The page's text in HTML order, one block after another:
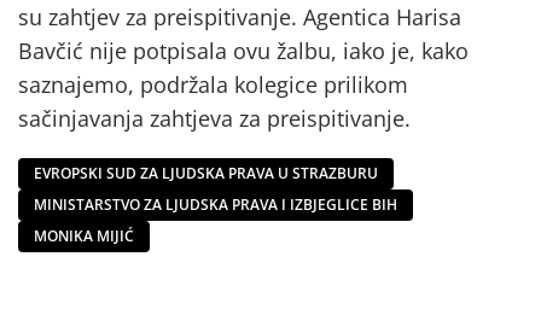
su zahtjev za preispitivanje. Agentica Harisa
Bavčić nije potpisala ovu žalbu, iako je, kako
saznajemo, podržala kolegice prilikom
sačinjavanja zahtjeva za preispitivanje.
EVROPSKI SUD ZA LJUDSKA PRAVA U STRAZBURU
MINISTARSTVO ZA LJUDSKA PRAVA I IZBJEGLICE BIH
MONIKA MIJIĆ